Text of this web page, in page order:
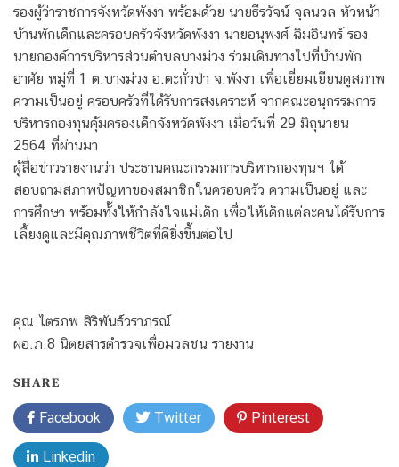
รองผู้ว่าราชการจังหวัดพังงา​ พร้อมด้วย​ นายธีรวัจน์​ จุลนวล​ หัวหน้า
บ้านพักเด็กและครอบครัวจังหวัดพังงา​​ นายอนุพงศ์​ ฉิมอินทร์​ รอง
นายกองค์การบริหารส่วนตำบลบางม่วง​ ร่วมเดินทางไปที่บ้านพัก
อาศัย หมู่ที่ 1 ต.บางม่วง อ.ตะกั่วป่า จ.พังงา เพื่อเยี่ยมเยียนดูสภาพ
ความเป็นอยู่ ครอบครัวที่ได้รับการสงเคราะห์ จากคณะอนุกรรมการ
บริหารกองทุนคุ้มครองเด็กจังหวัดพังงา เมื่อวันที่ 29 มิถุนายน
2564 ที่ผ่านมา
ผู้สื่อข่าวรายงานว่า ประธานคณะกรรมการบริหารกองทุนฯ ได้
สอบถามสภาพปัญหาของสมาชิกในครอบครัว ความเป็นอยู่ และ
การศึกษา พร้อมทั้งให้กำลังใจแม่เด็ก เพื่อให้เด็กแต่ละคนได้รับการ
เลี้ยงดูและมีคุณภาพชีวิตที่ดียิ่งขึ้นต่อไป
คุณ ไตรภพ สิริพันธ์วราภรณ์
ผอ.ภ.8 นิตยสารตำรวจเพื่อมวลชน รายงาน
SHARE
Facebook Twitter Pinterest
Linkedin